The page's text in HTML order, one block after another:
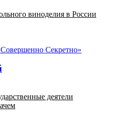
виноделия в России
деятели